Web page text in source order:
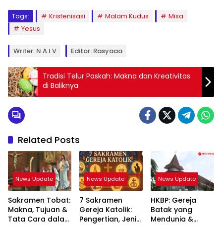
Tags: Kristenisasi Malam Kudus
Misa
Yesus
Writer: N A I V Editor: Rasyaaa
Tradisi Telur Paskah: Makna dan Kreativitas
di Baliknya
Related Posts
News Update
Sakramen Tobat:
Makna, Tujuan &
Tata Cara dalam
News Update
7 Sakramen
Gereja Katolik:
Pengertian, Jenis
News Update
HKBP: Gereja
Batak yang
Mendunia &